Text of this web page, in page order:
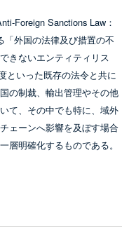
Sanctions Law：
外国の法律及び措置の不
きないエンティティリス
といった既存の法令と共に
の制裁、輸出管理やその他
て、その中でも特に、域外
ェーンへ影響を及ぼす場合
層明確化するものである。